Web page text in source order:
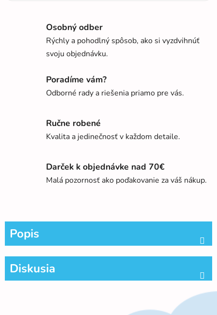
Osobný odber
Rýchly a pohodlný spôsob, ako si vyzdvihnúť
svoju objednávku.
Poradíme vám?
Odborné rady a riešenia priamo pre vás.
Ručne robené
Kvalita a jedinečnosť v každom detaile.
Darček k objednávke nad 70€
Malá pozornosť ako poďakovanie za váš nákup.
Popis
Diskusia